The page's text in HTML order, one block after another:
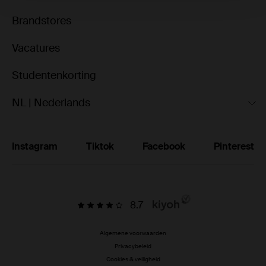
Brandstores
Vacatures
Studentenkorting
NL | Nederlands
Instagram Tiktok Facebook Pinterest
8.7
Algemene voorwaarden
Privacybeleid
Cookies & veiligheid